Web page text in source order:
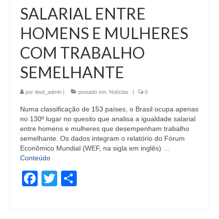
SALARIAL ENTRE
HOMENS E MULHERES
COM TRABALHO
SEMELHANTE
por dwd_admin | postado em: Notícias | 0
Numa classificação de 153 países, o Brasil ocupa apenas
no 130º lugar no quesito que analisa a igualdade salarial
entre homens e mulheres que desempenham trabalho
semelhante. Os dados integram o relatório do Fórum
Econômico Mundial (WEF, na sigla em inglês) …
Conteúdo
Facebook
Twitter